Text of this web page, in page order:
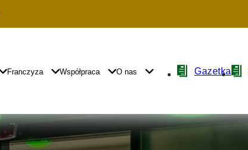
Franczyza Współpraca O nas
NawigacjaGazetka